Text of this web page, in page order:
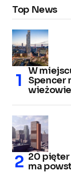
Top News
W
Spencer
20 pięter
ma